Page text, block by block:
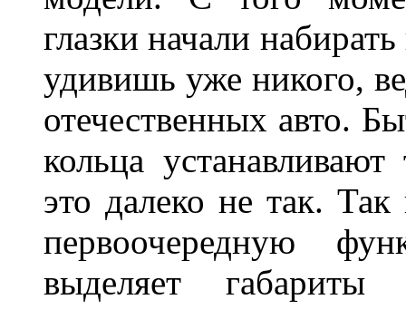
глазки начали
удивишь уже никого,
отечественных авто.
кольца
это далеко не так. Так
первоочередную
выделяет